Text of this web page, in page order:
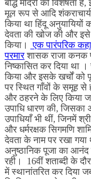
बौद्ध मंदिरों की विशेषता
मूल रूप से आदि शंकराचार्य
किया था हिंदू अनुयायियों
देवता की खोज की और इसे
किया।
एक पारंपरिक
परमारशासक राजा कनक
निष्कासित कर दिया था ।
किया और इसके खर्चों को
पर स्थित गाँवों के समूह से
और ठहरने के लिए किया
उपाधि धारण की, जिसका
उपाधियाँ भी थीं, जिनमें
और धर्मरक्षक सिगमणि
देवता के नाम पर रखा गया
अनुष्ठानिक पूजा का
रही। 16वीं शताब्दी के
में स्थानांतरित कर दिया